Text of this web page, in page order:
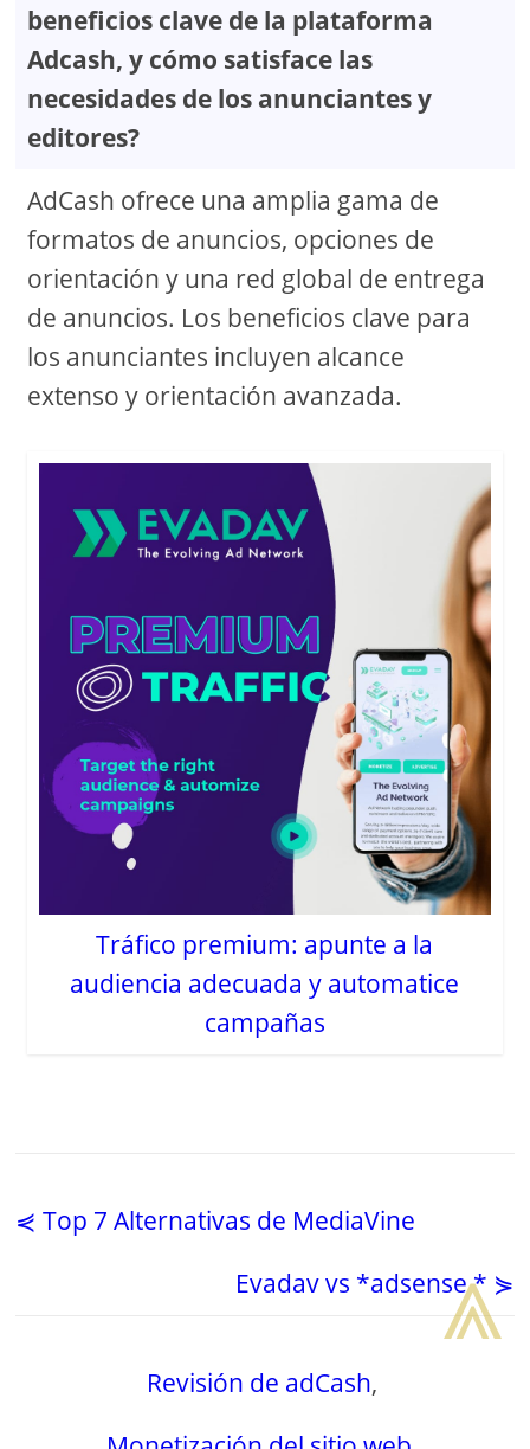
beneficios clave de la plataforma
Adcash, y cómo satisface las
necesidades de los anunciantes y
editores?
AdCash ofrece una amplia gama de
formatos de anuncios, opciones de
orientación y una red global de entrega
de anuncios. Los beneficios clave para
los anunciantes incluyen alcance
extenso y orientación avanzada.
Tráfico premium: apunte a la
audiencia adecuada y automatice
campañas
⋞ Top 7 Alternativas de MediaVine
Evadav vs *adsense * ⋟
Revisión de adCash,
⩓